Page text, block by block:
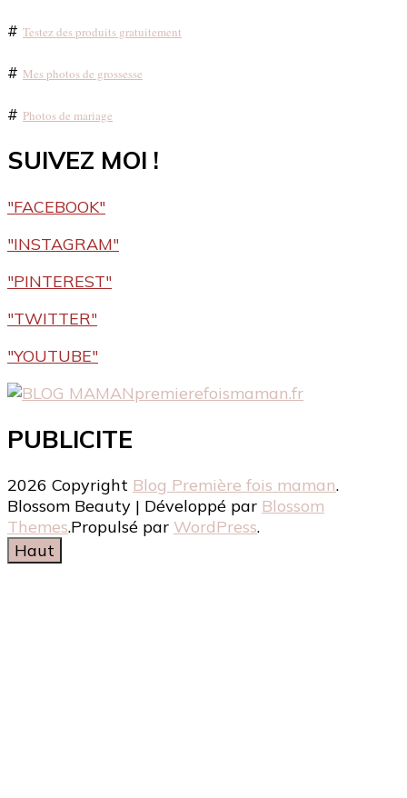
# Testez des produits gratuitement
# Mes photos de grossesse
# Photos de mariage
SUIVEZ MOI !
"FACEBOOK"
"INSTAGRAM"
"PINTEREST"
"TWITTER"
"YOUTUBE"
premierefoismaman.fr
PUBLICITE
2026 Copyright Blog Première fois maman.
Blossom Beauty | Développé par Blossom
Themes.Propulsé par WordPress.
Haut